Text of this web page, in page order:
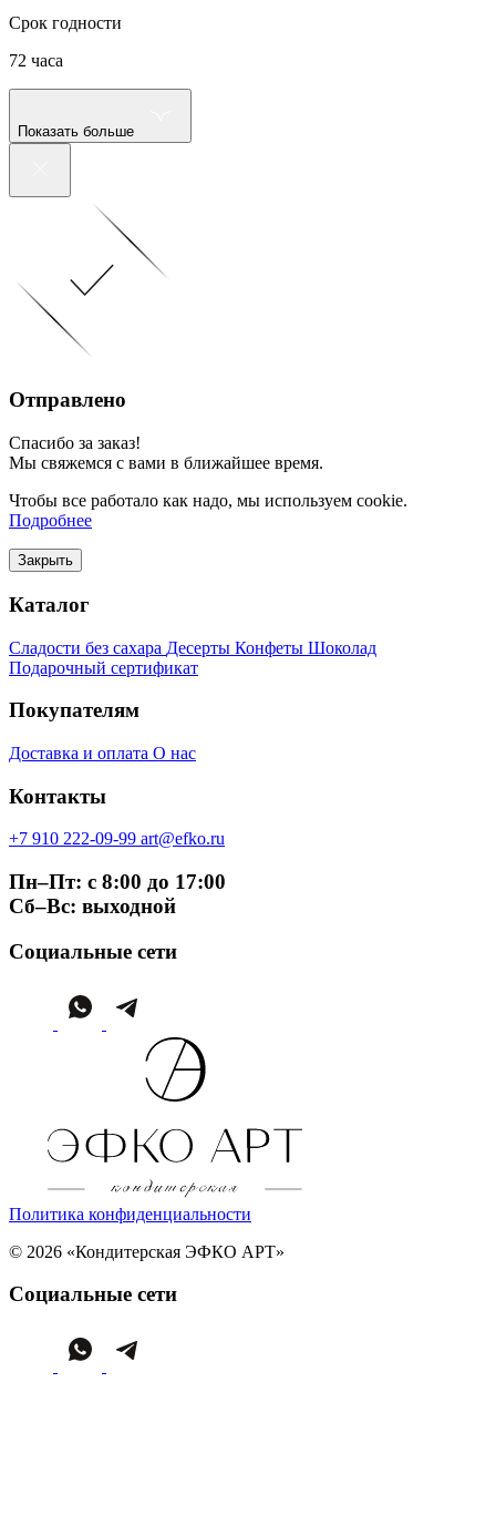
Срок годности
72 часа
Показать больше
Отправлено
Спасибо за заказ!
Мы свяжемся с вами в ближайшее время.
Чтобы все работало как надо, мы используем cookie.
Подробнее
Закрыть
Каталог
Сладости без сахара Десерты Конфеты Шоколад
Подарочный сертификат
Покупателям
Доставка и оплата О нас
Контакты
+7 910 222-09-99 art@efko.ru
Пн–Пт: с 8:00 до 17:00
Сб–Вс: выходной
Социальные сети
Политика конфиденциальности
© 2026 «Кондитерская ЭФКО АРТ»
Социальные сети